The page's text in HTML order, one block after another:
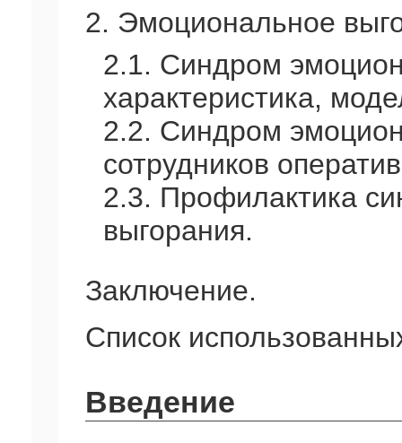
2. Эмоциональное
2.1. Синдром
характеристика,
2.2. Синдром
сотрудников
2.3. Профилактика
выгорания.
Заключение.
Список
Введение